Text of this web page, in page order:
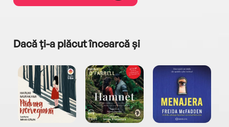
Dacă ți-a plăcut încearcă și